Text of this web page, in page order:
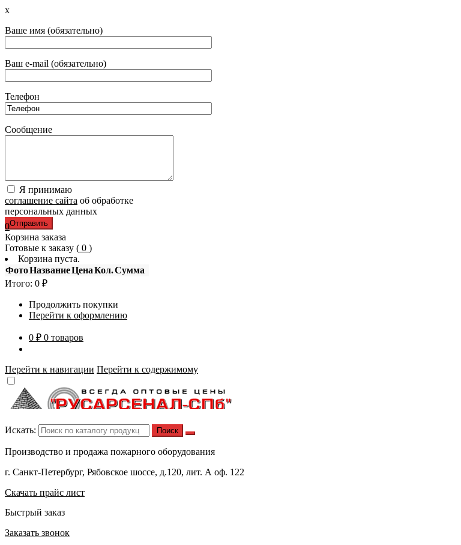
x
Ваше имя (обязательно)
Ваш e-mail (обязательно)
Телефон
Сообщение
Я принимаю
соглашение сайта об обработке
персональных данных
0
Корзина заказа
Готовые к заказу ( 0 )
Корзина пуста.
ФотоНазваниеЦенаКол.Сумма
Итого: 0 ₽
Продолжить покупки
Перейти к оформлению
0 ₽ 0 товаров
Перейти к навигации Перейти к содержимому
Искать:
Производство и продажа пожарного оборудования
г. Санкт-Петербург, Рябовское шоссе, д.120, лит. А оф. 122
Скачать прайс лист
Быстрый заказ
Заказать звонок